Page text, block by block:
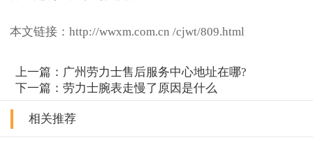
本文链接：http://wwxm.com.cn /cjwt/809.html
上一篇： 广州劳力士售后服务中心地址在哪?
下一篇：劳力士腕表走慢了原因是什么
相关推荐